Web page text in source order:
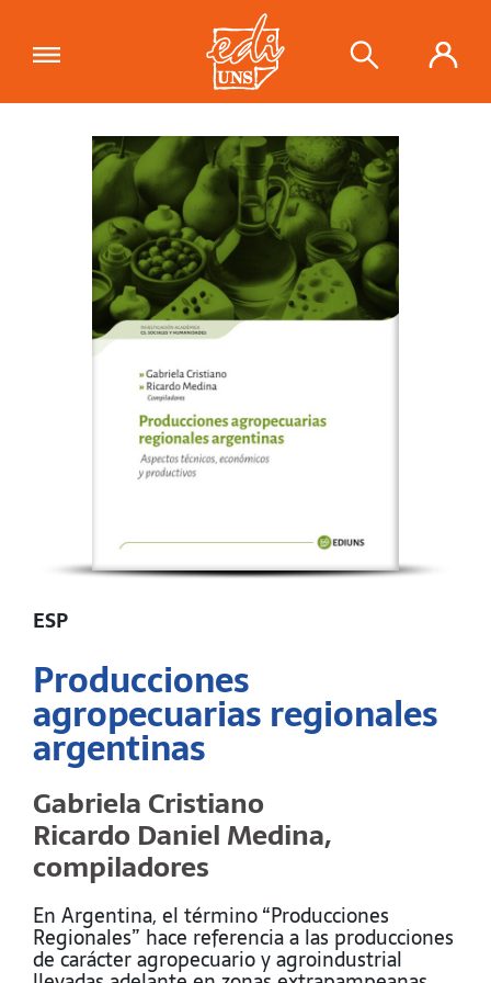
"Producciones agropecuarias
regionales argentinas" se ha añadido
a tu carrito.
Ver carrito
ESP
Producciones
agropecuarias regionales
argentinas
Gabriela Cristiano
Ricardo Daniel Medina,
compiladores
En Argentina, el término “Producciones
Regionales” hace referencia a las producciones
de carácter agropecuario y agroindustrial